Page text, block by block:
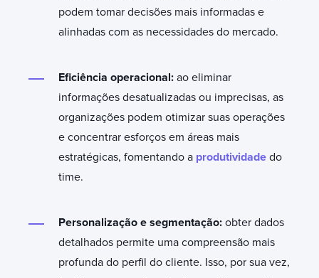
podem tomar decisões mais informadas e
alinhadas com as necessidades do mercado.
Eficiência operacional: ao eliminar
informações desatualizadas ou imprecisas, as
organizações podem otimizar suas operações
e concentrar esforços em áreas mais
estratégicas, fomentando a produtividade do
time.
Personalização e segmentação: obter dados
detalhados permite uma compreensão mais
profunda do perfil do cliente. Isso, por sua vez,